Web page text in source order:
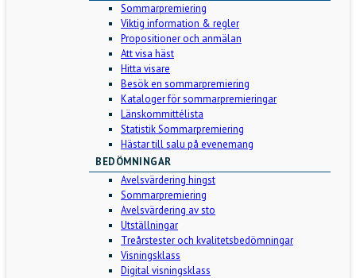
Sommarpremiering
Viktig information & regler
Propositioner och anmälan
Att visa häst
Hitta visare
Besök en sommarpremiering
Kataloger för sommarpremieringar
Länskommittélista
Statistik Sommarpremiering
Hästar till salu på evenemang
BEDÖMNINGAR
Avelsvärdering hingst
Sommarpremiering
Avelsvärdering av sto
Utställningar
Treårstester och kvalitetsbedömningar
Visningsklass
Digital visningsklass